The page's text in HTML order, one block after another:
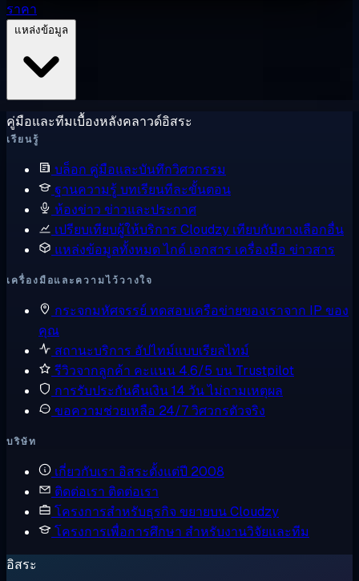
ราคา
คู่มือและทีมเบื้องหลังคลาวด์อิสระ
เรียนรู้
บล็อก คู่มือและบันทึกวิศวกรรม
ฐานความรู้ บทเรียนทีละขั้นตอน
ห้องข่าว ข่าวและประกาศ
เปรียบเทียบผู้ให้บริการ Cloudzy เทียบกับทางเลือกอื่น
แหล่งข้อมูลทั้งหมดไกด์ เอกสาร เครื่องมือ ข่าวสาร
เครื่องมือและความไว้วางใจ
กระจกมหัศจรรย์ ทดสอบเครือข่ายของเราจาก IP ของ
คุณ
สถานะบริการ อัปไทม์แบบเรียลไทม์
รีวิวจากลูกค้า คะแนน 4.6/5 บน Trustpilot
การรับประกันคืนเงิน14 วัน ไม่ถามเหตุผล
ขอความช่วยเหลือ 24/7 วิศวกรตัวจริง
บริษัท
เกี่ยวกับเรา อิสระตั้งแต่ปี 2008
ติดต่อเรา ติดต่อเรา
โครงการสำหรับธุรกิจ ขยายบน Cloudzy
โครงการเพื่อการศึกษา สำหรับงานวิจัยและทีม
อิสระ